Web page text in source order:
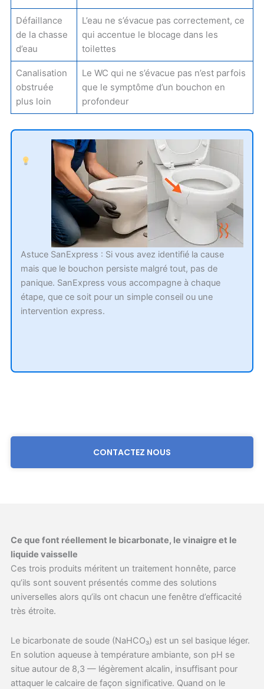
Défaillance
de la chasse
d’eau
L’eau ne s’évacue pas correctement, ce
qui accentue le blocage dans les
toilettes
Canalisation
obstruée
plus loin
Le WC qui ne s’évacue pas n’est parfois
que le symptôme d’un bouchon en
profondeur
Astuce SanExpress : Si vous avez identifié la cause
mais que le bouchon persiste malgré tout, pas de
panique. SanExpress vous accompagne à chaque
étape, que ce soit pour un simple conseil ou une
intervention express.
CONTACTEZ NOUS
Ce que font réellement le bicarbonate, le vinaigre et le
liquide vaisselle
Ces trois produits méritent un traitement honnête, parce
qu’ils sont souvent présentés comme des solutions
universelles alors qu’ils ont chacun une fenêtre d’efficacité
très étroite.
Le bicarbonate de soude (NaHCO₃) est un sel basique léger.
En solution aqueuse à température ambiante, son pH se
situe autour de 8,3 — légèrement alcalin, insuffisant pour
attaquer le calcaire de façon significative. Quand on le